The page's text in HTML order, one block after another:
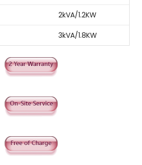
2kVA/1.2KW
3kVA/1.8KW